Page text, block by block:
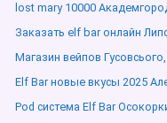
lost mary 10000
Заказать elf bar онлайн
Магазин вейпов
Elf Bar новые вкусы 2025
Pod система Elf Bar